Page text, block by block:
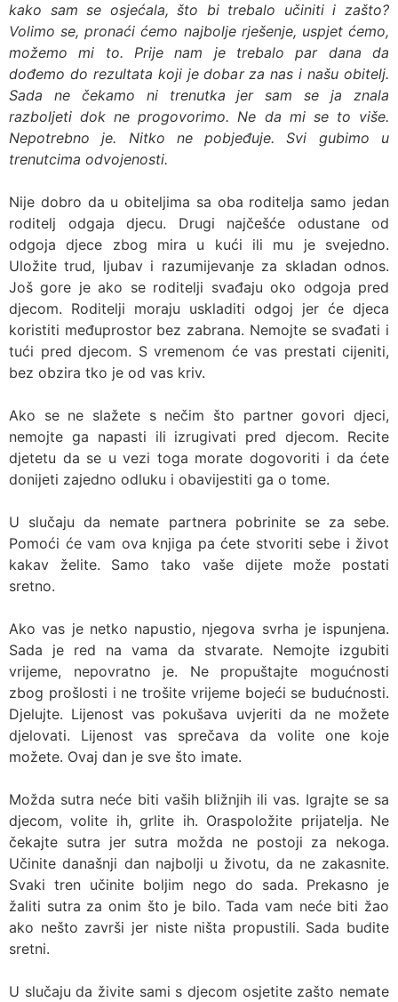
kako sam se osjećala, što bi trebalo učiniti i zašto?
Volimo se, pronaći ćemo najbolje rješenje, uspjet ćemo,
možemo mi to. Prije nam je trebalo par dana da
dođemo do rezultata koji je dobar za nas i našu obitelj.
Sada ne čekamo ni trenutka jer sam se ja znala
razboljeti dok ne progovorimo. Ne da mi se to više.
Nepotrebno je. Nitko ne pobjeđuje. Svi gubimo u
trenutcima odvojenosti.
Nije dobro da u obiteljima sa oba roditelja samo jedan
roditelj odgaja djecu. Drugi najčešće odustane od
odgoja djece zbog mira u kući ili mu je svejedno.
Uložite trud, ljubav i razumijevanje za skladan odnos.
Još gore je ako se roditelji svađaju oko odgoja pred
djecom. Roditelji moraju uskladiti odgoj jer će djeca
koristiti međuprostor bez zabrana. Nemojte se svađati i
tući pred djecom. S vremenom će vas prestati cijeniti,
bez obzira tko je od vas kriv.
Ako se ne slažete s nečim što partner govori djeci,
nemojte ga napasti ili izrugivati pred djecom. Recite
djetetu da se u vezi toga morate dogovoriti i da ćete
donijeti zajedno odluku i obavijestiti ga o tome.
U slučaju da nemate partnera pobrinite se za sebe.
Pomoći će vam ova knjiga pa ćete stvoriti sebe i život
kakav želite. Samo tako vaše dijete može postati
sretno.
Ako vas je netko napustio, njegova svrha je ispunjena.
Sada je red na vama da stvarate. Nemojte izgubiti
vrijeme, nepovratno je. Ne propuštajte mogućnosti
zbog prošlosti i ne trošite vrijeme bojeći se budućnosti.
Djelujte. Lijenost vas pokušava uvjeriti da ne možete
djelovati. Lijenost vas sprečava da volite one koje
možete. Ovaj dan je sve što imate.
Možda sutra neće biti vaših bližnjih ili vas. Igrajte se sa
djecom, volite ih, grlite ih. Oraspoložite prijatelja. Ne
čekajte sutra jer sutra možda ne postoji za nekoga.
Učinite današnji dan najbolji u životu, da ne zakasnite.
Svaki tren učinite boljim nego do sada. Prekasno je
žaliti sutra za onim što je bilo. Tada vam neće biti žao
ako nešto završi jer niste ništa propustili. Sada budite
sretni.
U slučaju da živite sami s djecom osjetite zašto nemate